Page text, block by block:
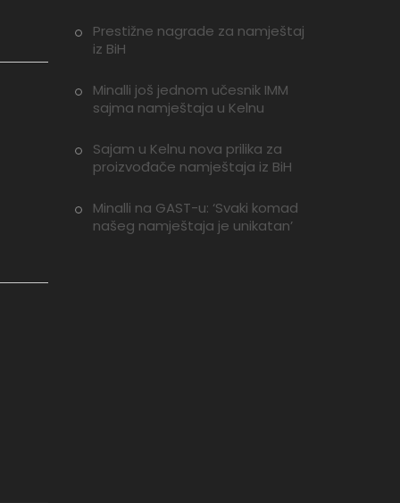
Prestižne nagrade za namještaj
iz BiH
Minalli još jednom učesnik IMM
sajma namještaja u Kelnu
Sajam u Kelnu nova prilika za
proizvođače namještaja iz BiH
Minalli na GAST-u: ‘Svaki komad
našeg namještaja je unikatan’